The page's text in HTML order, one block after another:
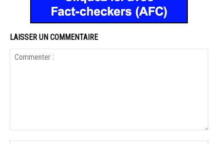
LAISSER UN COMMENTAIRE